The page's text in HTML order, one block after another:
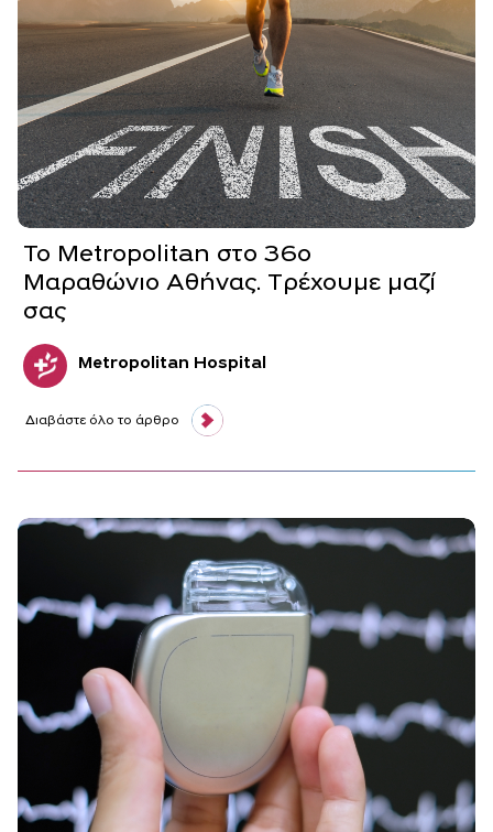
Το Metropolitan στο 36ο
Μαραθώνιο Αθήνας. Tρέχουμε μαζί
σας
Metropolitan Hospital
Διαβάστε όλο το άρθρο